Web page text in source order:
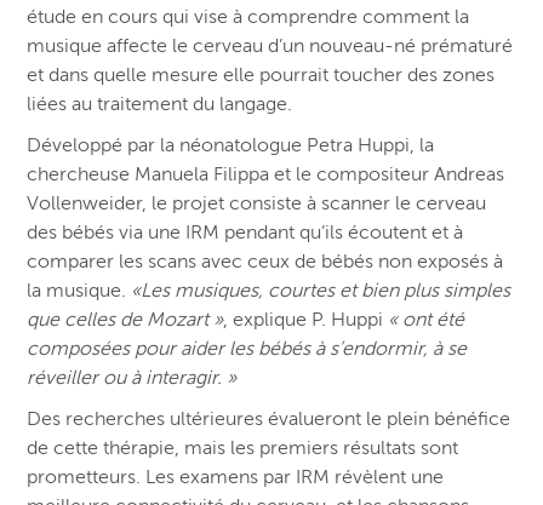
étude en cours qui vise à comprendre comment la
musique affecte le cerveau d’un nouveau-né prématuré
et dans quelle mesure elle pourrait toucher des zones
liées au traitement du langage.
Développé par la néonatologue Petra Huppi, la
chercheuse Manuela Filippa et le compositeur Andreas
Vollenweider, le projet consiste à scanner le cerveau
des bébés via une IRM pendant qu’ils écoutent et à
comparer les scans avec ceux de bébés non exposés à
la musique. «Les musiques, courtes et bien plus simples
que celles de Mozart », explique P. Huppi « ont été
composées pour aider les bébés à s’endormir, à se
réveiller ou à interagir. »
Des recherches ultérieures évalueront le plein bénéfice
de cette thérapie, mais les premiers résultats sont
prometteurs. Les examens par IRM révèlent une